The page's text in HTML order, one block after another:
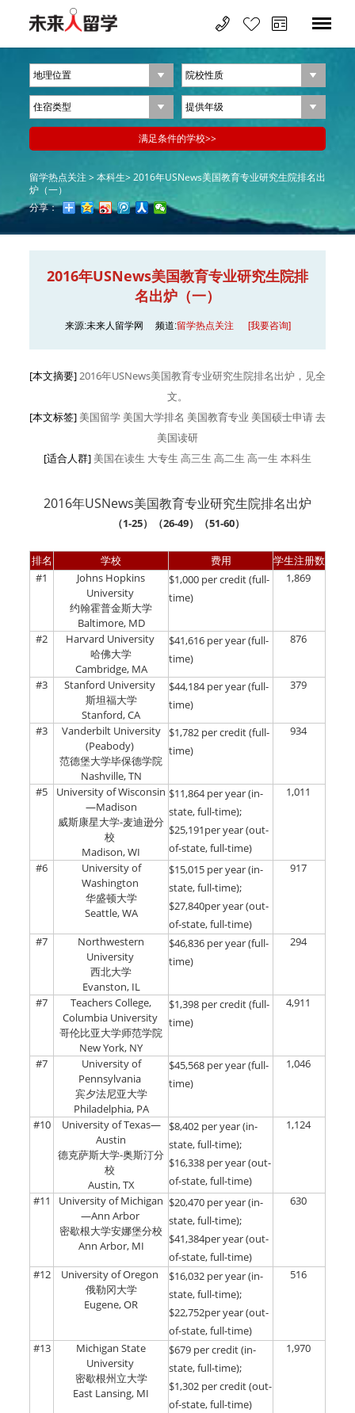
留学热点关注 >本科生>2016年USNews美国教育专业研究生院排名出
炉（一）
分享：
2016年USNews美国教育专业研究生院排
名出炉（一）
来源:未来人留学网 频道:留学热点关注 [我要咨询]
[本文摘要]2016年USNews美国教育专业研究生院排名出炉，见全
文。
[本文标签] 美国留学 美国大学排名 美国教育专业 美国硕士申请 去
美国读研
[适合人群] 美国在读生 大专生 高三生 高二生 高一生 本科生
2016年USNews美国教育专业研究生院排名出炉
（1-25）（26-49）（51-60）
排名 学校 费用
学生注册数
#1
Johns Hopkins
University
约翰霍普金斯大学
Baltimore, MD
$1,000 per credit (full-
time)
1,869
#2
Harvard University
哈佛大学
Cambridge, MA
$41,616 per year (full-
time)
876
#3
Stanford University
斯坦福大学
Stanford, CA
$44,184 per year (full-
time)
379
#3
Vanderbilt University
(Peabody)
范德堡大学毕保德学院
Nashville, TN
$1,782 per credit (full-
time)
934
#5
University of Wisconsin
—Madison
威斯康星大学-麦迪逊分
校
Madison, WI
$11,864 per year (in-
state, full-time);
$25,191per year (out-
of-state, full-time)
1,011
#6
University of
Washington
华盛顿大学
Seattle, WA
$15,015 per year (in-
state, full-time);
$27,840per year (out-
of-state, full-time)
917
#7
Northwestern
University
西北大学
Evanston, IL
$46,836 per year (full-
time)
294
#7
Teachers College,
Columbia University
哥伦比亚大学师范学院
New York, NY
$1,398 per credit (full-
time)
4,911
#7
University of
Pennsylvania
宾夕法尼亚大学
Philadelphia, PA
$45,568 per year (full-
time)
1,046
#10
University of Texas—
Austin
德克萨斯大学-奥斯汀分
校
Austin, TX
$8,402 per year (in-
state, full-time);
$16,338 per year (out-
of-state, full-time)
1,124
#11
University of Michigan
—Ann Arbor
密歇根大学安娜堡分校
Ann Arbor, MI
$20,470 per year (in-
state, full-time);
$41,384per year (out-
of-state, full-time)
630
#12
University of Oregon
俄勒冈大学
Eugene, OR
$16,032 per year (in-
state, full-time);
$22,752per year (out-
of-state, full-time)
516
#13
Michigan State
University
密歇根州立大学
East Lansing, MI
$679 per credit (in-
state, full-time);
$1,302 per credit (out-
of-state, full-time)
1,970